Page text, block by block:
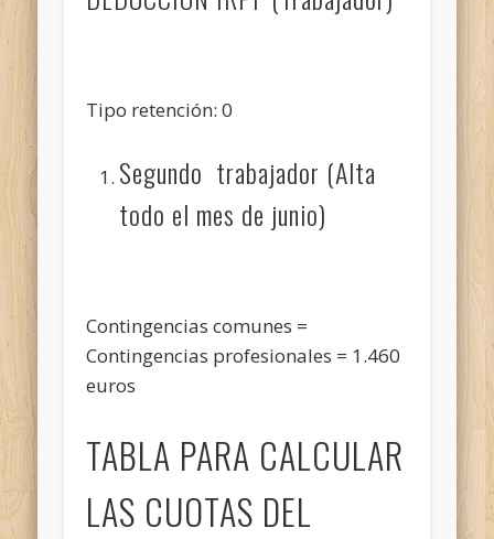
Tipo retención: 0
Segundo trabajador (Alta
todo el mes de junio)
Contingencias comunes =
Contingencias profesionales = 1.460
euros
TABLA PARA CALCULAR
LAS CUOTAS DEL